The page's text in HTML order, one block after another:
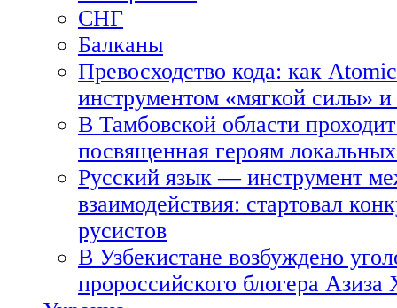
СНГ
Балканы
Превосходство кода: как
инструментом «мягкой силы» и
В Тамбовской области
посвященная героям
Русский язык — инструмент
взаимодействия: стартовал
русистов
В Узбекистане возбуждено
пророссийского блогера Азиза